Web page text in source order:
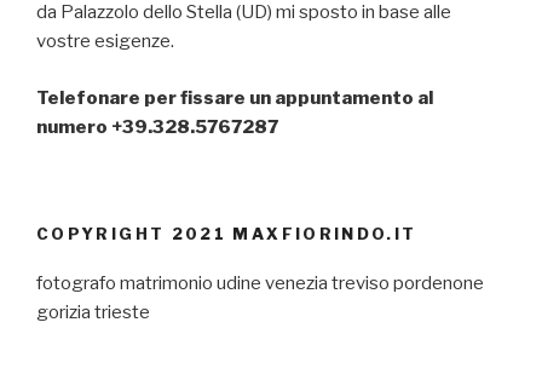
da Palazzolo dello Stella (UD) mi sposto in base alle
vostre esigenze.
Telefonare per fissare un appuntamento al
numero +39.328.5767287
COPYRIGHT 2021 MAXFIORINDO.IT
fotografo matrimonio udine venezia treviso pordenone
gorizia trieste